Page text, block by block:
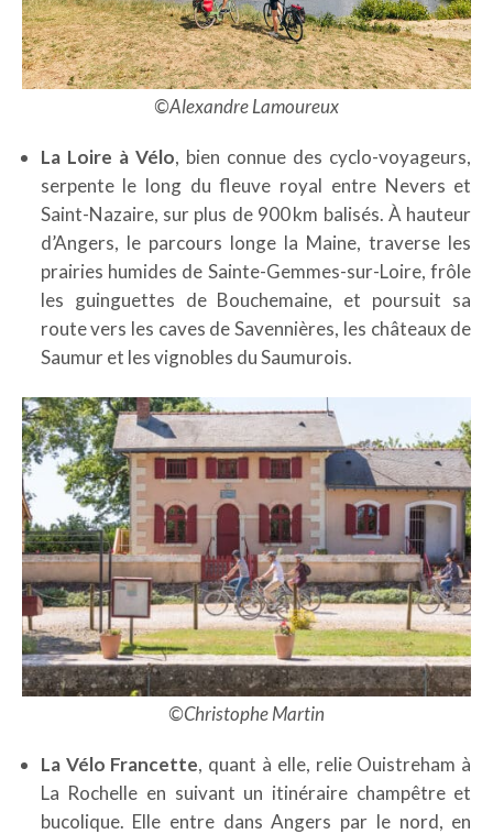
©Alexandre Lamoureux
La Loire à Vélo, bien connue des cyclo-voyageurs,
serpente le long du fleuve royal entre Nevers et
Saint-Nazaire, sur plus de 900 km balisés. À hauteur
d’Angers, le parcours longe la Maine, traverse les
prairies humides de Sainte-Gemmes-sur-Loire, frôle
les guinguettes de Bouchemaine, et poursuit sa
route vers les caves de Savennières, les châteaux de
Saumur et les vignobles du Saumurois.
©Christophe Martin
La Vélo Francette, quant à elle, relie Ouistreham à
La Rochelle en suivant un itinéraire champêtre et
bucolique. Elle entre dans Angers par le nord, en